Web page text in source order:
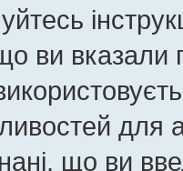
ви
для
що ви